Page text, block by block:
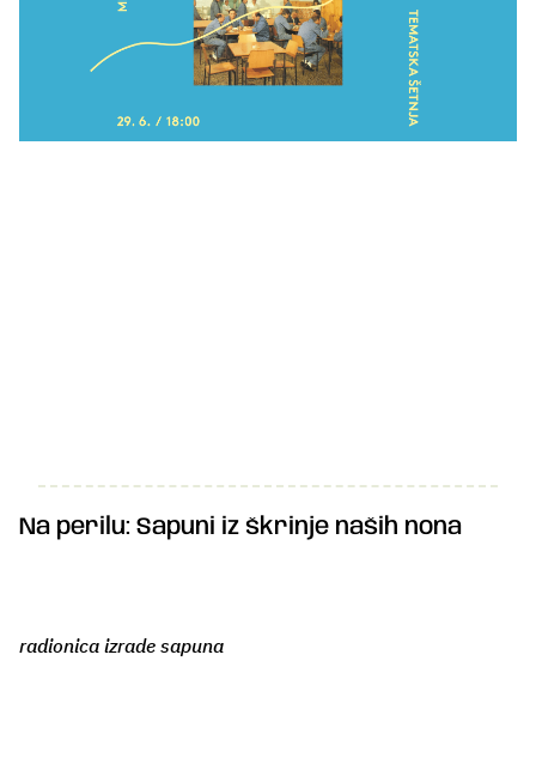
Na perilu: Sapuni iz škrinje naših nona
radionica izrade sapuna